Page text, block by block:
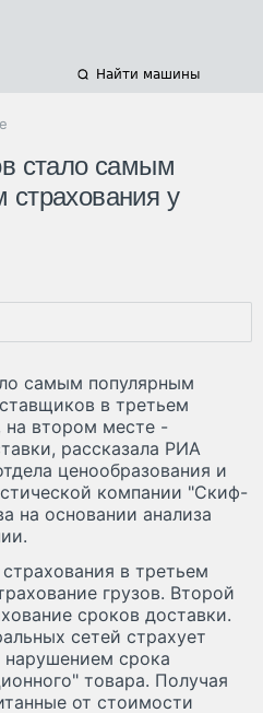
Найти машины
стало самым
у
самым популярным
в третьем
на втором месте -
рассказала РИА
ценообразования и
компании "Скиф-
на основании анализа
в третьем
грузов. Второй
сроков доставки.
сетей страхует
нарушением срока
товара. Получая
от стоимости